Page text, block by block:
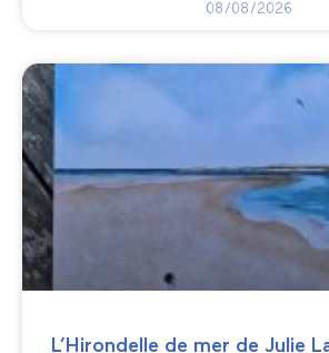
08/08/2026
L’Hirondelle de mer de Julie